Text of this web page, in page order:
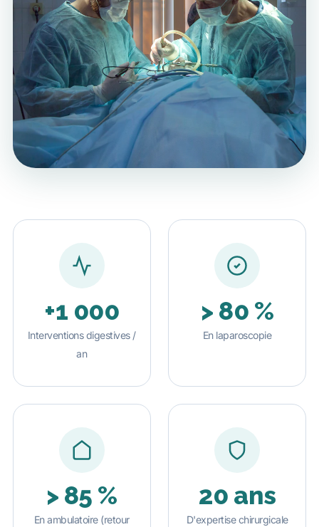
+1 000
Interventions digestives /
an
> 80 %
En laparoscopie
> 85 %
En ambulatoire (retour
20 ans
D'expertise chirurgicale